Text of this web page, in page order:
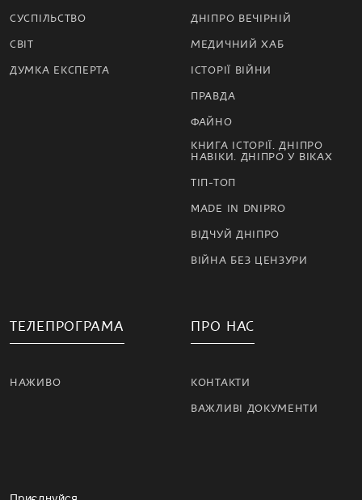
СУСПІЛЬСТВО
СВІТ
ДУМКА ЕКСПЕРТА
ДНІПРО ВЕЧІРНІЙ
МЕДИЧНИЙ ХАБ
ІСТОРІЇ ВІЙНИ
ПРАВДА
ФАЙНО
КНИГА ІСТОРІЇ. ДНІПРО
НАВІКИ. ДНІПРО У ВІКАХ
ТІП-ТОП
MADE IN DNIPRO
ВІДЧУЙ ДНІПРО
ВІЙНА БЕЗ ЦЕНЗУРИ
ТЕЛЕПРОГРАМА
НАЖИВО
ПРО НАС
КОНТАКТИ
ВАЖЛИВІ ДОКУМЕНТИ